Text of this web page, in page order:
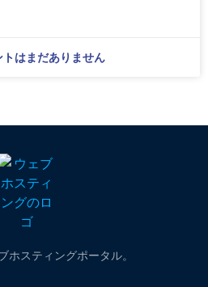
トはまだありません
ホスティングポータル。